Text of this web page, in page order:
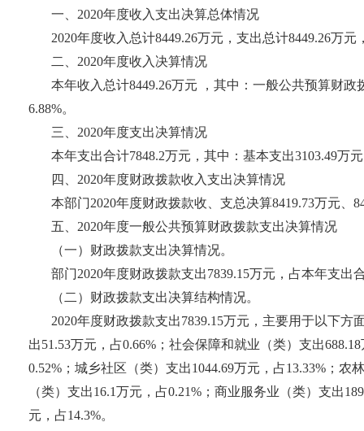
一、2020年度收入支出决算总体情况
2020年度收入总计8449.26万元，支出总计8449.26万
二、2020年度收入决算情况
本年收入总计8449.26万元 ，其中：一般公共预算财政
6.88%。
三、2020年度支出决算情况
本年支出合计7848.2万元，其中：基本支出3103.49万
四、2020年度财政拨款收入支出决算情况
本部门2020年度财政拨款收、支总决算8419.73万元、
五、2020年度一般公共预算财政拨款支出决算情况
（一）财政拨款支出决算情况。
部门2020年度财政拨款支出7839.15万元，占本年支出
（二）财政拨款支出决算结构情况。
2020年度财政拨款支出7839.15万元，主要用于以下
出51.53万元，占0.66%；社会保障和就业（类）支出
0.52%；城乡社区（类）支出1044.69万元，占13.33%；
（类）支出16.1万元，占0.21%；商业服务业（类）支出
元，占14.3%。